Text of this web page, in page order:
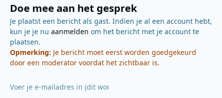
Doe mee aan het gesprek
Je plaatst een bericht als gast. Indien je al een account hebt,
kun je je nu aanmelden om het bericht met je account te
plaatsen.
Opmerking: Je bericht moet eerst worden goedgekeurd
door een moderator voordat het zichtbaar is.